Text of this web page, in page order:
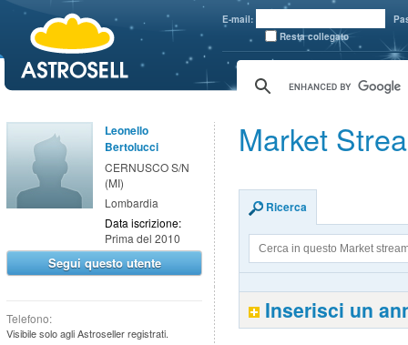
E-mail:
Resta collegato
Leonello
Bertolucci
CERNUSCO S/N
(MI)
Lombardia
Data iscrizione:
Prima del 2010
Segui questo utente
Telefono:
Visibile solo agli Astroseller registrati.
Market
Ricerca
Inserisci un